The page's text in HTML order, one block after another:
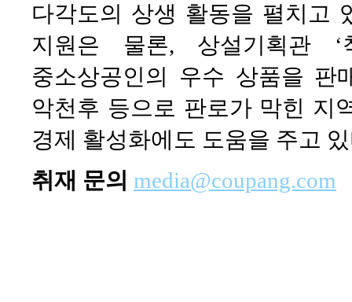
다각도의 상생 활동을 펼치고
지원은 물론, 상설기획관 ‘
중소상공인의 우수 상품을 판
악천후 등으로 판로가 막힌 지
경제 활성화에도 도움을 주고
취재 문의 media@coupang.com